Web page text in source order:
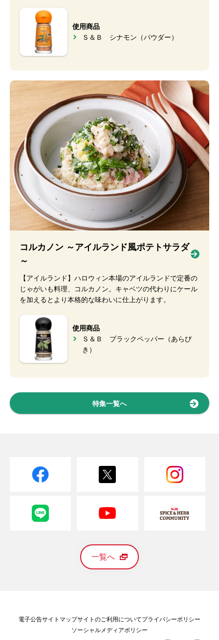
使用商品
Ｓ＆Ｂ シナモン（パウダー）
コルカノン ～アイルランド風ポテトサラダ
～
【アイルランド】ハロウィン本場のアイルランドで定番の
じゃがいも料理、コルカノン。キャベツの代わりにケール
を加えるとより本格的な味わいに仕上がります。
使用商品
Ｓ＆Ｂ ブラックペッパー（あらび
き）
特集一覧へ
一覧へ
電子公告サイトマップサイトのご利用についてプライバシーポリシー
ソーシャルメディアポリシー